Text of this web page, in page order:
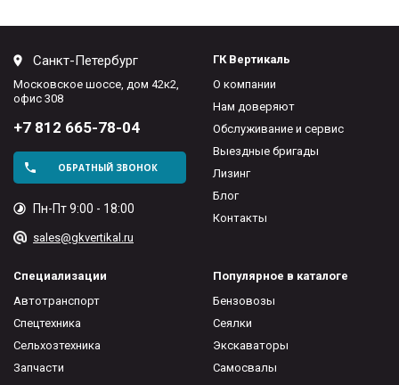
Санкт-Петербург
Московское шоссе, дом 42к2,
офис 308
+7 812 665-78-04
ОБРАТНЫЙ ЗВОНОК
Пн-Пт 9:00 - 18:00
sales@gkvertikal.ru
ГК Вертикаль
О компании
Нам доверяют
Обслуживание и сервис
Выездные бригады
Лизинг
Блог
Контакты
Специализации
Автотранспорт
Спецтехника
Сельхозтехника
Запчасти
Популярное в каталоге
Бензовозы
Сеялки
Экскаваторы
Самосвалы